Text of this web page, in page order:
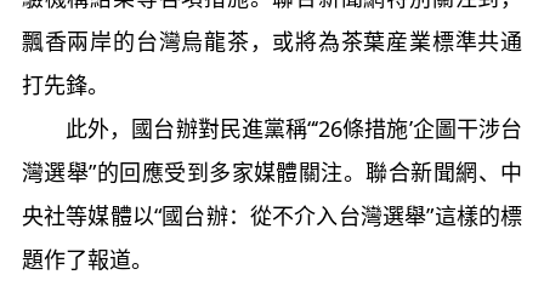
飄香兩岸的台灣烏龍茶，或將為茶葉産業標準共通
打先鋒。
此外，國台辦對民進黨稱“‘26條措施’企圖干涉台
灣選舉”的回應受到多家媒體關注。聯合新聞網、中
央社等媒體以“國台辦：從不介入台灣選舉”這樣的標
題作了報道。